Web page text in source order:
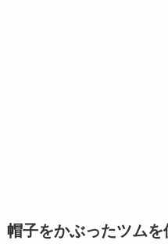
帽子をかぶったツム